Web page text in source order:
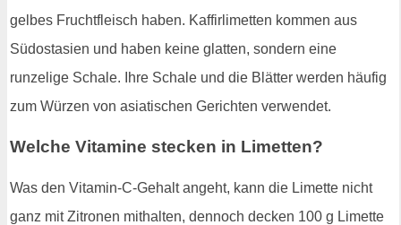
gelbes Fruchtfleisch haben. Kaffirlimetten kommen aus
Südostasien und haben keine glatten, sondern eine
runzelige Schale. Ihre Schale und die Blätter werden häufig
zum Würzen von asiatischen Gerichten verwendet.
Welche Vitamine stecken in Limetten?
Was den Vitamin-C-Gehalt angeht, kann die Limette nicht
ganz mit Zitronen mithalten, dennoch decken 100 g Limette